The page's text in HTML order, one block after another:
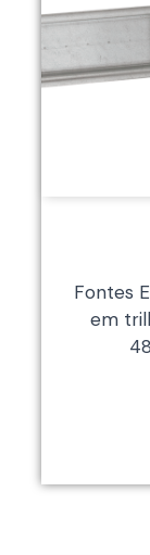
Fontes
em